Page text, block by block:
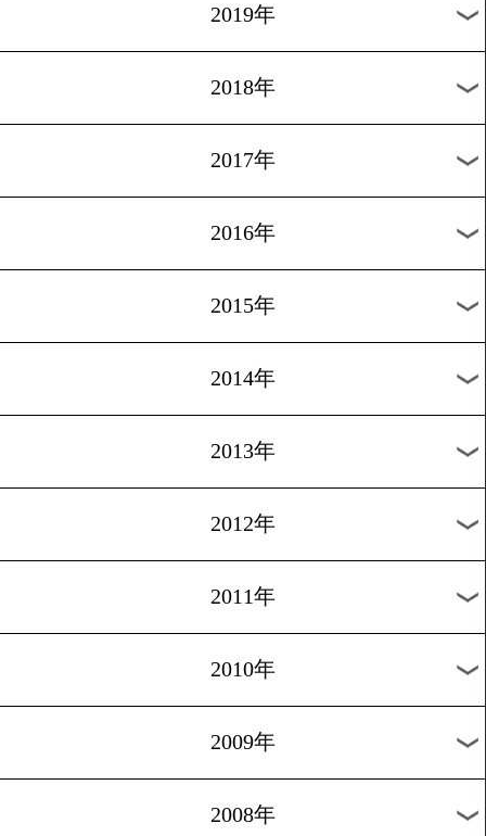
2025年
2023年
2021年
2020年
2018年